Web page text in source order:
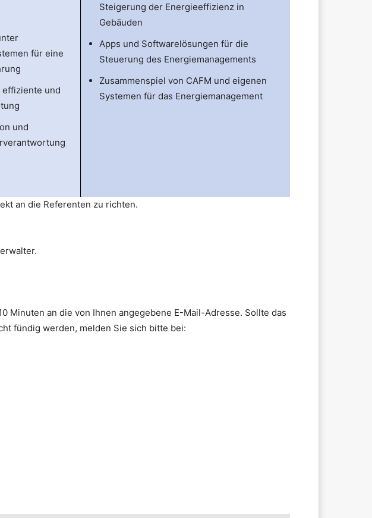
für eine
effiziente und
und
Steigerung der Energieeffizienz in
Gebäuden
Apps und Softwarelösungen für die
Steuerung des Energiemanagements
Zusammenspiel von CAFM und eigenen
Systemen für das Energiemanagement
an die Referenten zu richten.
Minuten an die von Ihnen angegebene E-Mail-Adresse. Sollte das
fündig werden, melden Sie sich bitte bei: